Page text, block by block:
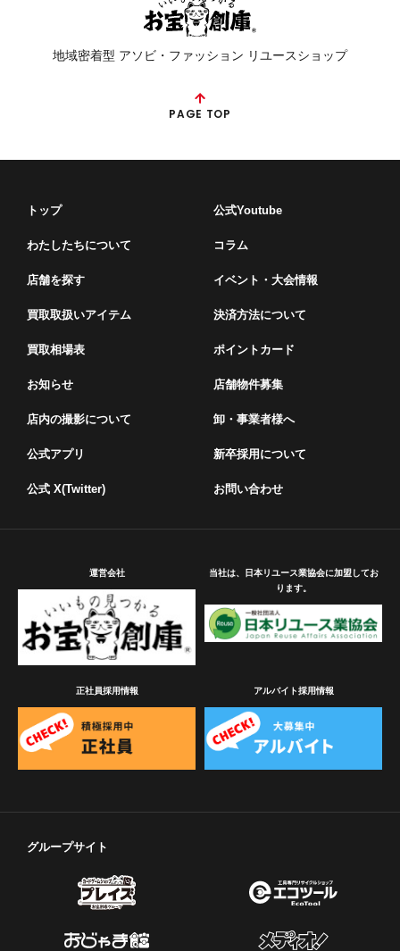
地域密着型 アソビ・ファッション リユースショップ
PAGE TOP
トップ
わたしたちについて
店舗を探す
買取取扱いアイテム
買取相場表
お知らせ
店内の撮影について
公式アプリ
公式 X(Twitter)
公式Youtube
コラム
イベント・⼤会情報
決済方法について
ポイントカード
店舗物件募集
卸・事業者様へ
新卒採用について
お問い合わせ
運営会社
当社は、日本リユース業協会に加盟してお
ります。
正社員採用情報 アルバイト採用情報
グループサイト